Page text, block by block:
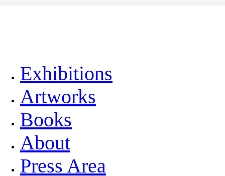
Exhibitions
Artworks
Books
About
Press Area